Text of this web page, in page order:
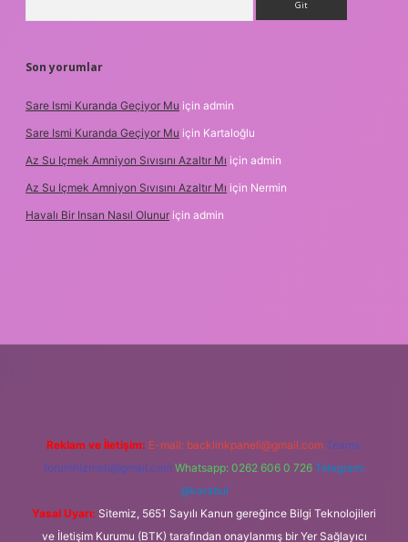
Son yorumlar
Sare Ismi Kuranda Geçiyor Mu için admin
Sare Ismi Kuranda Geçiyor Mu için Kartaloğlu
Az Su Içmek Amniyon Sıvısını Azaltır Mı için admin
Az Su Içmek Amniyon Sıvısını Azaltır Mı için Nermin
Havalı Bir Insan Nasıl Olunur için admin
Reklam ve İletişim: E-mail: backlinkpaneli@gmail.com Teams:
forumhizmeti@gmail.com Whatsapp: 0262 606 0 726 Telegram:
@karabul
Yasal Uyarı: Sitemiz, 5651 Sayılı Kanun gereğince Bilgi Teknolojileri
ve İletişim Kurumu (BTK) tarafından onaylanmış bir Yer Sağlayıcı